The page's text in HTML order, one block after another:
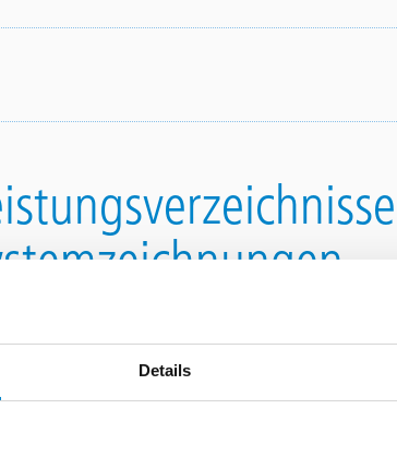
Details
File